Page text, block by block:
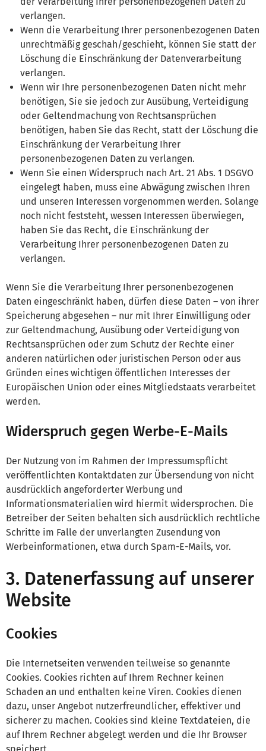
verlangen.
Wenn die Verarbeitung Ihrer personenbezogenen Daten
unrechtmäßig geschah/geschieht, können Sie statt der
Löschung die Einschränkung der Datenverarbeitung
verlangen.
Wenn wir Ihre personenbezogenen Daten nicht mehr
benötigen, Sie sie jedoch zur Ausübung, Verteidigung
oder Geltendmachung von Rechtsansprüchen
benötigen, haben Sie das Recht, statt der Löschung die
Einschränkung der Verarbeitung Ihrer
personenbezogenen Daten zu verlangen.
Wenn Sie einen Widerspruch nach Art. 21 Abs. 1 DSGVO
eingelegt haben, muss eine Abwägung zwischen Ihren
und unseren Interessen vorgenommen werden. Solange
noch nicht feststeht, wessen Interessen überwiegen,
haben Sie das Recht, die Einschränkung der
Verarbeitung Ihrer personenbezogenen Daten zu
verlangen.
Wenn Sie die Verarbeitung Ihrer personenbezogenen
Daten eingeschränkt haben, dürfen diese Daten – von ihrer
Speicherung abgesehen – nur mit Ihrer Einwilligung oder
zur Geltendmachung, Ausübung oder Verteidigung von
Rechtsansprüchen oder zum Schutz der Rechte einer
anderen natürlichen oder juristischen Person oder aus
Gründen eines wichtigen öffentlichen Interesses der
Europäischen Union oder eines Mitgliedstaats verarbeitet
werden.
Widerspruch gegen Werbe-E-Mails
Der Nutzung von im Rahmen der Impressumspflicht
veröffentlichten Kontaktdaten zur Übersendung von nicht
ausdrücklich angeforderter Werbung und
Informationsmaterialien wird hiermit widersprochen. Die
Betreiber der Seiten behalten sich ausdrücklich rechtliche
Schritte im Falle der unverlangten Zusendung von
Werbeinformationen, etwa durch Spam-E-Mails, vor.
3. Datenerfassung auf unserer
Website
Cookies
Die Internetseiten verwenden teilweise so genannte
Cookies. Cookies richten auf Ihrem Rechner keinen
Schaden an und enthalten keine Viren. Cookies dienen
dazu, unser Angebot nutzerfreundlicher, effektiver und
sicherer zu machen. Cookies sind kleine Textdateien, die
auf Ihrem Rechner abgelegt werden und die Ihr Browser